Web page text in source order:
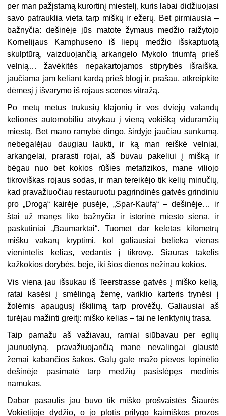
per man pažįstamą kurortinį miestelį, kuris labai didžiuojasi
savo patrauklia vieta tarp miškų ir ežerų. Bet pirmiausia –
bažnyčia: dešinėje jūs matote žymaus medžio raižytojo
Kornelijaus Kamphuseno iš liepų medžio išskaptuotą
skulptūrą, vaizduojančią arkangelo Mykolo triumfą prieš
velnią… žavėkitės nepakartojamos stiprybės išraiška,
jaučiama jam keliant kardą prieš blogį ir, prašau, atkreipkite
dėmesį į išvarymo iš rojaus scenos vitražą.
Po metų metus trukusių klajonių ir vos dviejų valandų
kelionės automobiliu atvykau į vieną vokišką viduramžių
miestą. Bet mano ramybė dingo, širdyje jaučiau sunkumą,
nebegalėjau daugiau laukti, ir ką man reiškė velniai,
arkangelai, prarasti rojai, aš buvau pakeliui į mišką ir
bėgau nuo bet kokios rūšies metafizikos, mane viliojo
tikroviškas rojaus sodas, ir man tereikėjo tik kelių minučių,
kad pravažiuočiau restauruotu pagrindinės gatvės grindiniu
pro „Drogą“ kairėje pusėje, „Spar-Kaufą“ – dešinėje… ir
štai už manęs liko bažnyčia ir istorinė miesto siena, ir
paskutiniai „Baumarktai“. Tuomet dar keletas kilometrų
mišku vakarų kryptimi, kol galiausiai belieka vienas
vienintelis kelias, vedantis į tikrovę. Siauras takelis
kažkokios dorybės, beje, iki šios dienos nežinau kokios.
Vis viena jau išsukau iš Teerstrasse gatvės į miško kelią,
ratai kasėsi į smėlingą žemę, variklio karteris trynėsi į
žolėmis apaugusį iškilimą tarp provėžų. Galiausiai aš
turėjau mažinti greitį: miško kelias – tai ne lenktynių trasa.
Taip pamažu aš važiavau, ramiai siūbavau per eglių
jaunuolyną, pravažiuojančią mane nevalingai glaustė
žemai kabančios šakos. Galų gale mažo pievos lopinėlio
dešinėje pasimatė tarp medžių pasislėpęs medinis
namukas.
Dabar pasaulis jau buvo tik miško prošvaistės Šiaurės
Vokietijoje dydžio, o jo plotis prilygo kaimiškos prozos